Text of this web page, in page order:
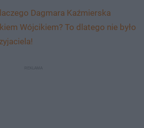
Dagmara Kaźmierska
Wójcikiem? To dlatego nie było